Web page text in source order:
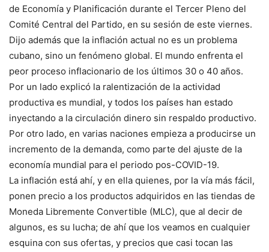
de Economía y Planificación durante el Tercer Pleno del
Comité Central del Partido, en su sesión de este viernes.
Dijo además que la inflación actual no es un problema
cubano, sino un fenómeno global. El mundo enfrenta el
peor proceso inflacionario de los últimos 30 o 40 años.
Por un lado explicó la ralentización de la actividad
productiva es mundial, y todos los países han estado
inyectando a la circulación dinero sin respaldo productivo.
Por otro lado, en varias naciones empieza a producirse un
incremento de la demanda, como parte del ajuste de la
economía mundial para el periodo pos-COVID-19.
La inflación está ahí, y en ella quienes, por la vía más fácil,
ponen precio a los productos adquiridos en las tiendas de
Moneda Libremente Convertible (MLC), que al decir de
algunos, es su lucha; de ahí que los veamos en cualquier
esquina con sus ofertas, y precios que casi tocan las